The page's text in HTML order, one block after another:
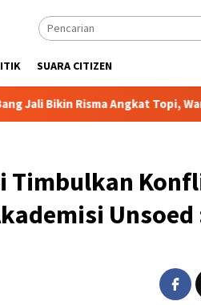
SUARA CITIZEN
Angkat Topi, Warga Jadi
Timbulkan
Unsoed